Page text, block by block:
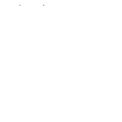
récents